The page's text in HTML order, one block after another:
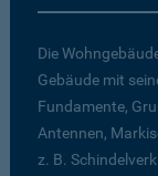
Die
Gebäude mit
Fundamente,
Antennen,
z. B.